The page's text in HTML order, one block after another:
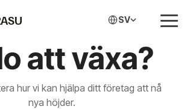
SV
att växa?
hur vi kan hjälpa ditt företag att nå
nya höjder.